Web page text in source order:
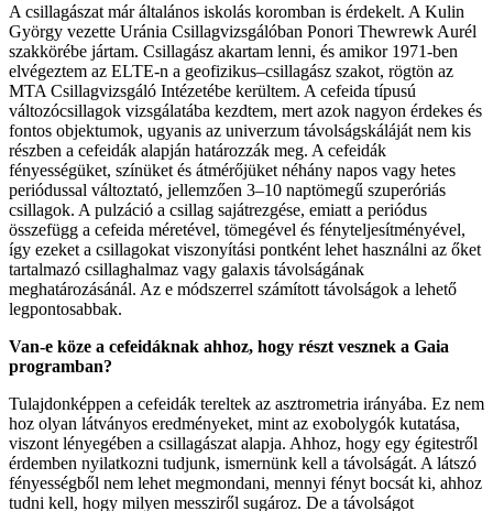
A csillagászat már általános iskolás koromban is érdekelt. A Kulin
György vezette Uránia Csillagvizsgálóban Ponori Thewrewk Aurél
szakkörébe jártam. Csillagász akartam lenni, és amikor 1971-ben
elvégeztem az ELTE-n a geofizikus–csillagász szakot, rögtön az
MTA Csillagvizsgáló Intézetébe kerültem. A cefeida típusú
változócsillagok vizsgálatába kezdtem, mert azok nagyon érdekes és
fontos objektumok, ugyanis az univerzum távolságskáláját nem kis
részben a cefeidák alapján határozzák meg. A cefeidák
fényességüket, színüket és átmérőjüket néhány napos vagy hetes
periódussal változtató, jellemzően 3–10 naptömegű szuperóriás
csillagok. A pulzáció a csillag sajátrezgése, emiatt a periódus
összefügg a cefeida méretével, tömegével és fényteljesítményével,
így ezeket a csillagokat viszonyítási pontként lehet használni az őket
tartalmazó csillaghalmaz vagy galaxis távolságának
meghatározásánál. Az e módszerrel számított távolságok a lehető
legpontosabbak.
Van-e köze a cefeidáknak ahhoz, hogy részt vesznek a Gaia
programban?
Tulajdonképpen a cefeidák tereltek az asztrometria irányába. Ez nem
hoz olyan látványos eredményeket, mint az exobolygók kutatása,
viszont lényegében a csillagászat alapja. Ahhoz, hogy egy égitestről
érdemben nyilatkozni tudjunk, ismernünk kell a távolságát. A látszó
fényességből nem lehet megmondani, mennyi fényt bocsát ki, ahhoz
tudni kell, hogy milyen messziről sugároz. De a távolságot